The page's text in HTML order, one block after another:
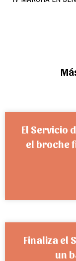
El Servicio
el broche
Finaliza el
un